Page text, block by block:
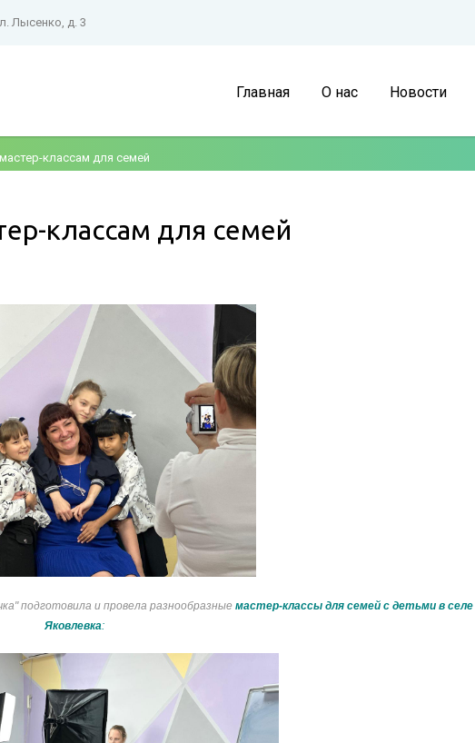
Лысенко, д. 3
Главная О нас Новости
классам для семей
классам для семей
подготовила и провела разнообразные мастер-классы для семей с детьми в селе
Яковлевка: